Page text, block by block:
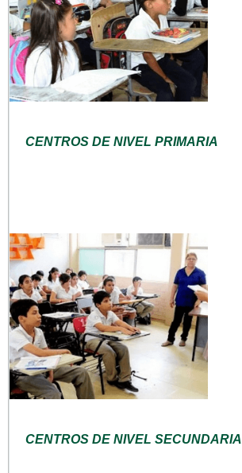
CENTROS DE NIVEL PRIMARIA
CENTROS DE NIVEL SECUNDARIA